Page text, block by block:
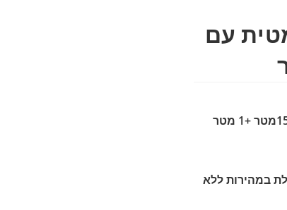
עם
גלגלת השקייה אוטומטית צינור PVC אורך 15מטר +1 מטר
במהירות ללא